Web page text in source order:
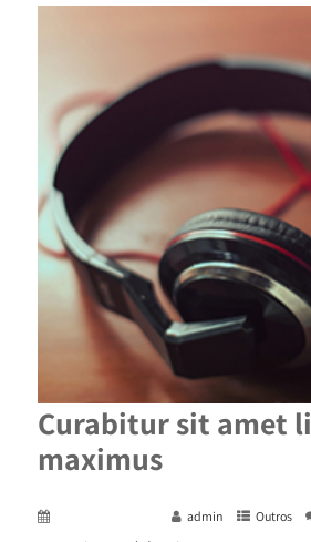
Curabitur sit amet
maximus
admin Outros